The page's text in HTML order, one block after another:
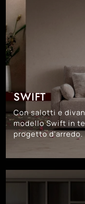
SWIFT
Con salotti e
modello Swift in
progetto d'arredo.